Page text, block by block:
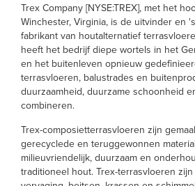
Trex Company [NYSE:TREX], met het
Winchester, Virginia, is de uitvinder en
fabrikant van houtalternatief
heeft het bedrijf diepe wortels in het
en het buitenleven opnieuw
terrasvloeren, balustrades en
duurzaamheid, duurzame schoonheid
combineren.
Trex-composietterrasvloeren zijn
gerecyclede en teruggewonnen
milieuvriendelijk, duurzaam en
traditioneel hout. Trex-terrasvloeren